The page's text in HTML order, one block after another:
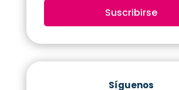
Suscribirse
Síguenos